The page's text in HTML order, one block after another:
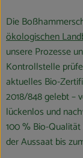
Die
ökologischen
unsere Prozesse
Kontrollstelle
aktuelles Bio-
2018/848 gelebt –
lückenlos und
100 % Bio-
der Aussaat bis